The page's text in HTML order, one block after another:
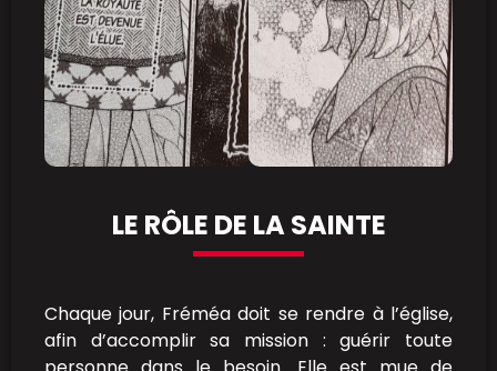
LE RÔLE DE LA SAINTE
Chaque jour, Fréméa doit se rendre à l’église,
afin d’accomplir sa mission : guérir toute